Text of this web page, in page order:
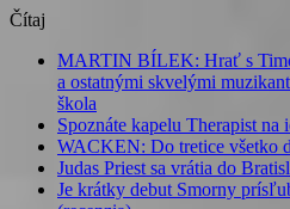
Čítaj
MARTIN BÍLEK: Hrať s
a ostatnými skvelými
škola
Spoznáte kapelu Therapist na
WACKEN: Do tretice všetko
Judas Priest sa vrátia do
Je krátky debut Smorny